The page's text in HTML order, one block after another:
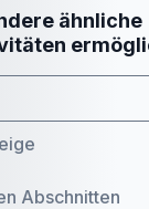
ähnliche
Abschnitten